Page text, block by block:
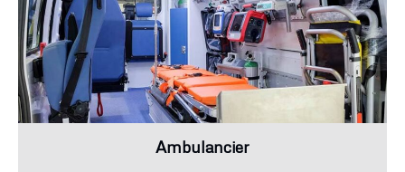
Ambulancier